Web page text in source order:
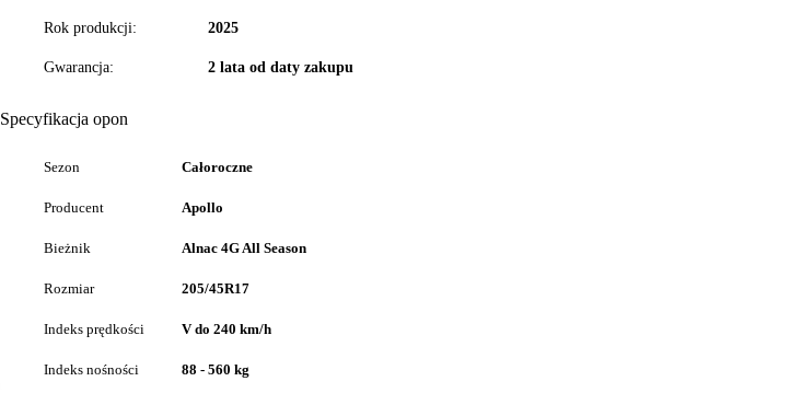
Rok produkcji: 2025
Gwarancja: 2 lata od daty zakupu
Specyfikacja opon
Sezon Całoroczne
Producent Apollo
Bieżnik Alnac 4G All Season
Rozmiar 205/45R17
Indeks prędkości V do 240 km/h
Indeks nośności 88 - 560 kg